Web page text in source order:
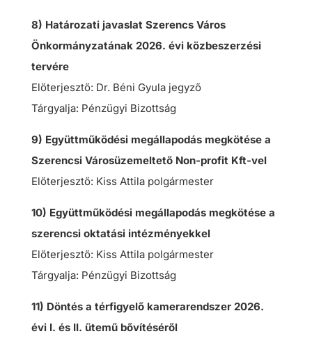
8) Határozati javaslat Szerencs Város
Önkormányzatának 2026. évi közbeszerzési
tervére
Előterjesztő: Dr. Béni Gyula jegyző
Tárgyalja: Pénzügyi Bizottság
9) Együttműködési megállapodás megkötése a
Szerencsi Városüzemeltető Non-profit Kft-vel
Előterjesztő: Kiss Attila polgármester
10) Együttműködési megállapodás megkötése a
szerencsi oktatási intézményekkel
Előterjesztő: Kiss Attila polgármester
Tárgyalja: Pénzügyi Bizottság
11) Döntés a térfigyelő kamerarendszer 2026.
évi I. és II. ütemű bővítéséről